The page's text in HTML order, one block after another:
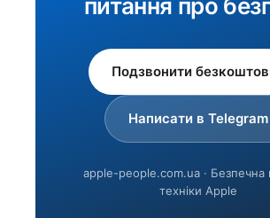
питання про
Подзвонити
Написати в Telegram
apple-people.com.ua · Безпечна
техніки Apple